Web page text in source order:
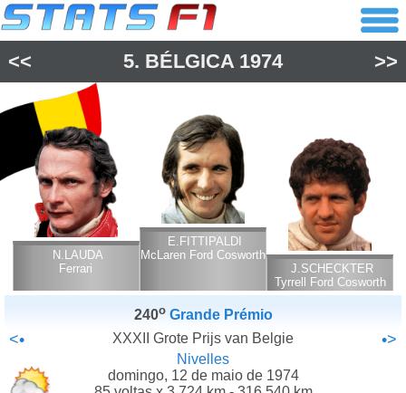
<< 5. BÉLGICA 1974 >>
N.LAUDA
Ferrari
E.FITTIPALDI
McLaren Ford Cosworth
J.SCHECKTER
Tyrrell Ford Cosworth
240o Grande Prémio
<• XXXII Grote Prijs van Belgie •>
Nivelles
domingo, 12 de maio de 1974